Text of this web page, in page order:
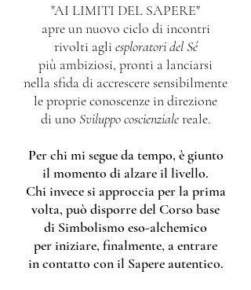
"AI LIMITI DEL SAPERE"
apre un nuovo ciclo di incontri
rivolti agli esploratori del Sé
più ambiziosi, pronti a lanciarsi
nella sfida di accrescere sensibilmente
le proprie conoscenze in direzione
di uno Sviluppo coscienzialereale.​
Per chi mi segue da tempo, è giunto
il momento di alzare il livello.
Chi invece si approccia per la prima
volta, può disporre del Corso base
di Simbolismo eso-alchemico
per iniziare, finalmente, a entrare
in contatto con il Sapere autentico.